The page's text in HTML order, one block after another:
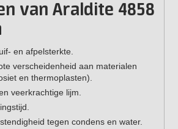
van Araldite 4858
en afpelsterkte.
verscheidenheid aan materialen
en thermoplasten).
veerkrachtige lijm.
tegen condens en water.